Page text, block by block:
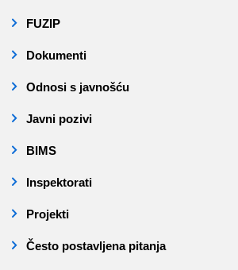
FUZIP
Dokumenti
Odnosi s javnošću
Javni pozivi
BIMS
Inspektorati
Projekti
Često postavljena pitanja